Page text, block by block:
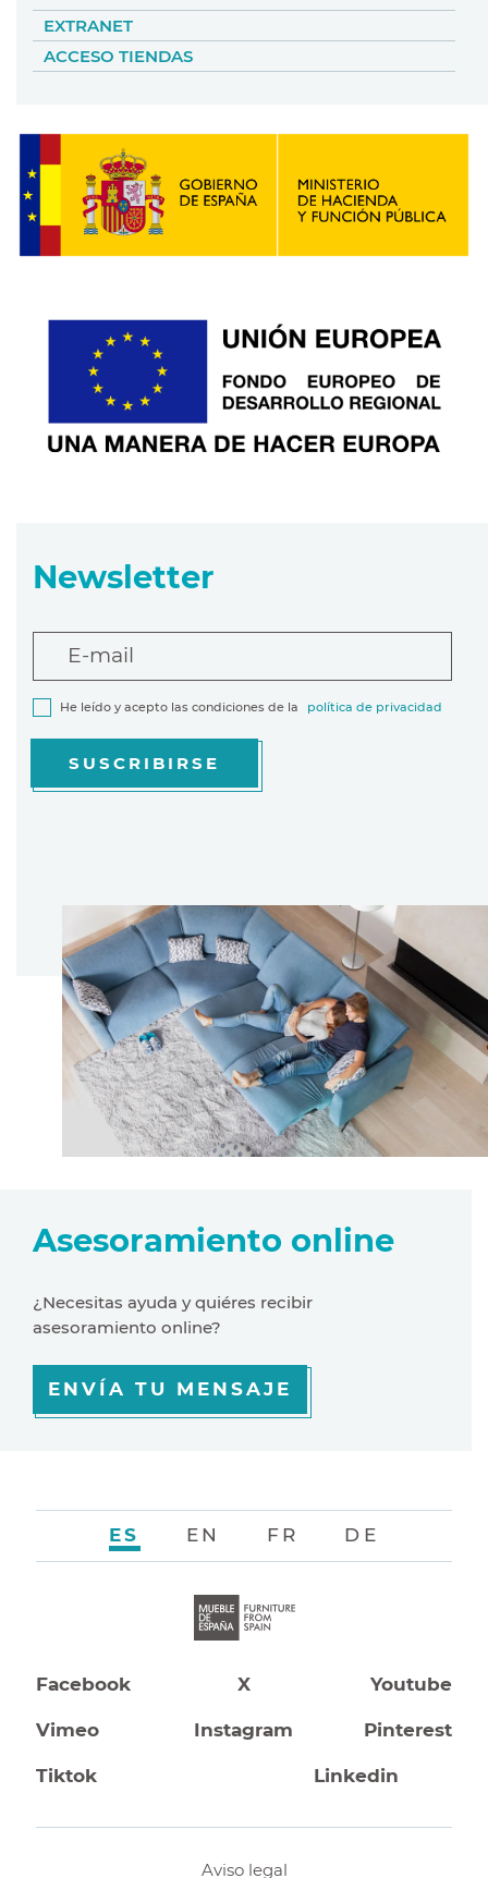
EXTRANET
ACCESO TIENDAS
Newsletter
E-mail
He leído y acepto las condiciones de la política de privacidad
SUSCRIBIRSE
Asesoramiento online
¿Necesitas ayuda y quiéres recibir
asesoramiento online?
ENVÍA TU MENSAJE
Facebook X Youtube
Vimeo Instagram Pinterest
Tiktok Linkedin
ES EN FR DE
Aviso legal